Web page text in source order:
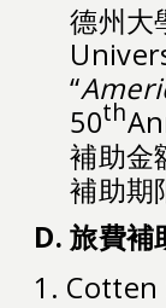
德州大
“
50th
補助金
補助期
D. 旅費補
1. Cotten